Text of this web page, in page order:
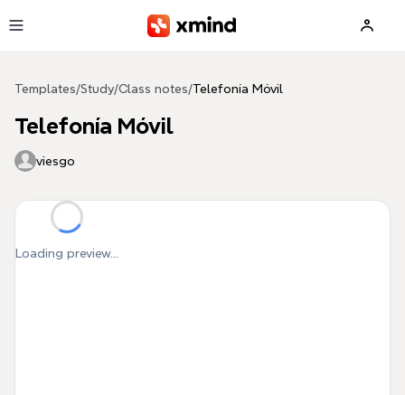
Templates/Study/Class notes/Telefonía Móvil
Telefonía Móvil
viesgo
Loading preview...